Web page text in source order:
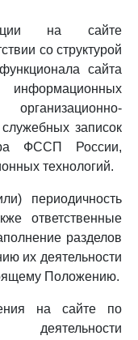
на сайте
со структурой
сайта
записок
ФССП России,
технологий.
периодичность
ответственные
разделов
их деятельности
Положению.
на сайте по
деятельности